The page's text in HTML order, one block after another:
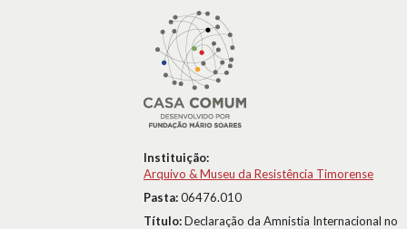
Instituição:
Arquivo & Museu da Resistência Timorense
Pasta:06476.010
Título:Declaração da Amnistia Internacional no